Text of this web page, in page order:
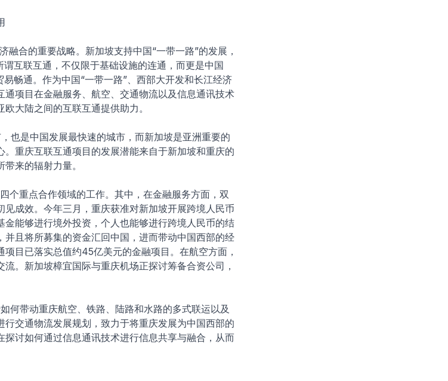
合的重要战略。新加坡支持中国“一带一路”的发展，
互联互通，不仅限于基础设施的连通，而更是中国
畅通。作为中国“一带一路”、西部大开发和长江经济
项目在金融服务、航空、交通物流以及信息通讯技术
大陆之间的互联互通提供助力。
是中国发展最快速的城市，而新加坡是亚洲重要的
重庆互联互通项目的发展潜能来自于新加坡和重庆的
来的辐射力量。
重点合作领域的工作。其中，在金融服务方面，双
成效。今年三月，重庆获准对新加坡开展跨境人民币
能够进行境外投资，个人也能够进行跨境人民币的结
且将所募集的资金汇回中国，进而带动中国西部的经
目已落实总值约45亿美元的金融项目。在航空方面，
。新加坡樟宜国际与重庆机场正探讨筹备合资公司，
带动重庆航空、铁路、陆路和水路的多式联运以及
交通物流发展规划，致力于将重庆发展为中国西部的
讨如何通过信息通讯技术进行信息共享与融合，从而